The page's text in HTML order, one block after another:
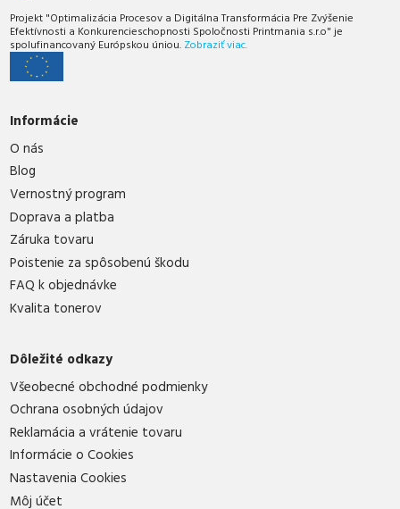
Projekt "Optimalizácia Procesov a Digitálna Transformácia Pre Zvýšenie
Efektívnosti a Konkurencieschopnosti Spoločnosti Printmania s.r.o" je
spolufinancovaný Európskou úniou. Zobraziť viac.
Informácie
O nás
Blog
Vernostný program
Doprava a platba
Záruka tovaru
Poistenie za spôsobenú škodu
FAQ k objednávke
Kvalita tonerov
Dôležité odkazy
Všeobecné obchodné podmienky
Ochrana osobných údajov
Reklamácia a vrátenie tovaru
Informácie o Cookies
Nastavenia Cookies
Môj účet